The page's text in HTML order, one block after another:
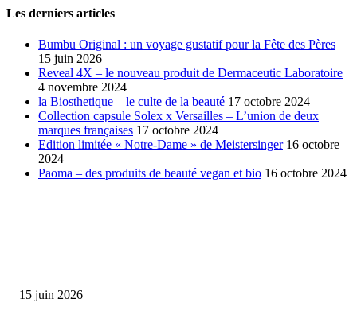
Les derniers articles
Bumbu Original : un voyage gustatif pour la Fête des Pères
15 juin 2026
Reveal 4X – le nouveau produit de Dermaceutic Laboratoire
4 novembre 2024
la Biosthetique – le culte de la beauté 17 octobre 2024
Collection capsule Solex x Versailles – L’union de deux
marques françaises 17 octobre 2024
Edition limitée « Notre-Dame » de Meistersinger 16 octobre
2024
Paoma – des produits de beauté vegan et bio 16 octobre 2024
15 juin 2026